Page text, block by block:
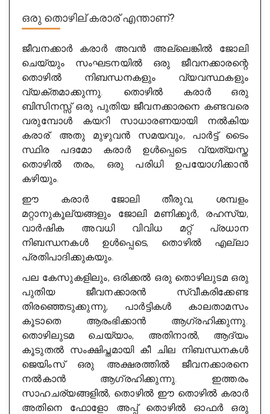
ഒരു തൊഴില് കരാര് എന്താണ്?
ജീവനക്കാർ കരാർ അവൻ അല്ലെങ്കിൽ ജോലി
ചെയ്യും സംഘടനയിൽ ഒരു ജീവനക്കാരന്റെ
തൊഴിൽ നിബന്ധനകളും വ്യവസ്ഥകളും
വ്യക്തമാക്കുന്നു. തൊഴിൽ കരാർ ഒരു
ബിസിനസ്സ് ഒരു പുതിയ ജീവനക്കാരനെ കണ്ടവരെ
വരുമ്പോൾ കയറി സാധാരണയായി നൽകിയ
കരാര്. അതു മുഴുവൻ സമയവും, പാർട്ട് ടൈം
സ്ഥിര പദമോ കരാർ ഉൾപ്പെടെ വ്യത്യസ്ത
തൊഴിൽ തരം, ഒരു പരിധി ഉപയോഗിക്കാൻ
കഴിയും.
ഈ കരാർ ജോലി തീരുവ, ശമ്പളം
മറ്റാനുകൂല്യങ്ങളും ജോലി മണിക്കൂർ, രഹസ്യ,
വാർഷിക അവധി വിവിധ മറ്റ് പ്രധാന
നിബന്ധനകൾ ഉൾപ്പെടെ, തൊഴിൽ എല്ലാ
പ്രതിപാദിക്കുകയും.
പല കേസുകളിലും, ഒരിക്കൽ ഒരു തൊഴിലുടമ ഒരു
പുതിയ ജീവനക്കാരൻ സ്വീകരിക്കേണ്ട
തിരഞ്ഞെടുക്കുന്നു, പാർട്ടികൾ കാലതാമസം
കൂടാതെ ആരംഭിക്കാൻ ആഗ്രഹിക്കുന്നു.
തൊഴിലുടമ ചെയ്യാം, അതിനാൽ, ആദ്യം
കൂടുതൽ സംക്ഷിപ്തമായി കീ ചില നിബന്ധനകൾ
ജെയിംസ് ഒരു അക്ഷരത്തിൽ ജീവനക്കാരനെ
നൽകാൻ ആഗ്രഹിക്കുന്നു. ഇത്തരം
സാഹചര്യങ്ങളിൽ, തൊഴിൽ ഈ തൊഴിൽ കരാർ
അതിനെ ഫോളോ അപ്പ് തൊഴിൽ ഓഫർ ഒരു